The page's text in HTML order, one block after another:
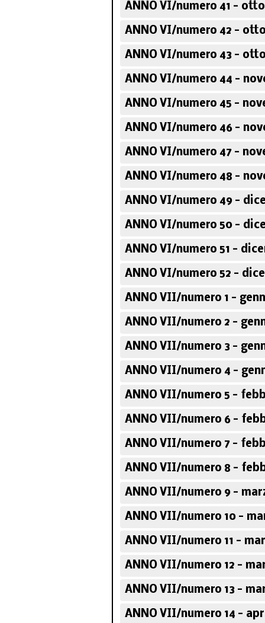
ANNO VI/numero 41 -
ANNO VI/numero 42 -
ANNO VI/numero 43 -
ANNO VI/numero 44 -
ANNO VI/numero 45 -
ANNO VI/numero 46 -
ANNO VI/numero 47 -
ANNO VI/numero 48 -
ANNO VI/numero 49 -
ANNO VI/numero 50 -
ANNO VI/numero 51 -
ANNO VI/numero 52 -
ANNO VII/numero 1 -
ANNO VII/numero 2 -
ANNO VII/numero 3 -
ANNO VII/numero 4 -
ANNO VII/numero 5 -
ANNO VII/numero 6 -
ANNO VII/numero 7 -
ANNO VII/numero 8 -
ANNO VII/numero 9 -
ANNO VII/numero 10 -
ANNO VII/numero 11 -
ANNO VII/numero 12 -
ANNO VII/numero 13 -
ANNO VII/numero 14 -